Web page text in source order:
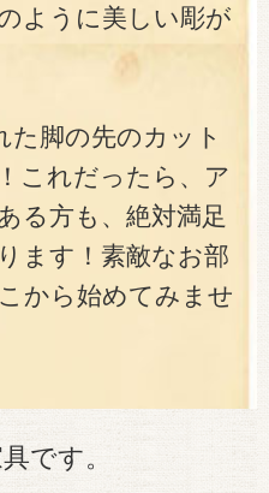
ように美しい彫が
た脚の先のカット
これだったら、ア
る方も、絶対満足
ます！素敵なお部
から始めてみませ
です。